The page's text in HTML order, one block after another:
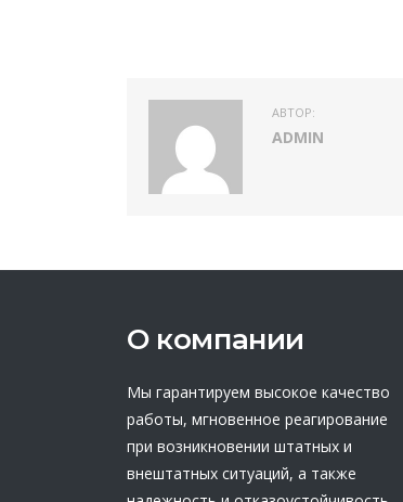
АВТОР:
ADMIN
О компании
Мы гарантируем высокое качество
работы, мгновенное реагирование
при возникновении штатных и
внештатных ситуаций, а также